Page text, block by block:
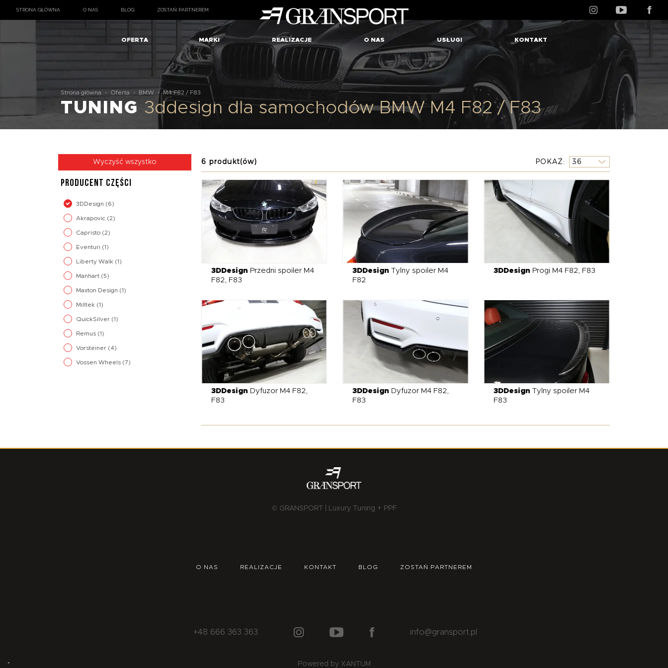
STRONA GŁÓWNA O NAS BLOG ZOSTAŃ PARTNEREM
OFERTA MARKI REALIZACJE O NAS USŁUGI KONTAKT
Strona główna - Oferta - BMW - M4 F82 / F83
TUNING 3ddesign dla samochodów BMW M4 F82 / F83
Wyczyść wszystko
PRODUCENT CZĘŚCI
3DDesign (6)
Akrapovic (2)
Capristo (2)
Eventuri (1)
Liberty Walk (1)
Manhart (5)
Maxton Design (1)
Milltek (1)
QuickSilver (1)
Remus (1)
Vorsteiner (4)
Vossen Wheels (7)
6 produkt(ów) POKAŻ
3DDesign Przedni spoiler M4
F82, F83
3DDesign Tylny spoiler M4
F82
3DDesign Progi M4 F82, F83
3DDesign Dyfuzor M4 F82,
F83
3DDesign Dyfuzor M4 F82,
F83
3DDesign Tylny spoiler M4
F83
© GRANSPORT | Luxury Tuning + PPF
O NAS REALIZACJE KONTAKT BLOG ZOSTAŃ PARTNEREM
+48 666 363 363 info@gransport.pl
Powered by XANTUM